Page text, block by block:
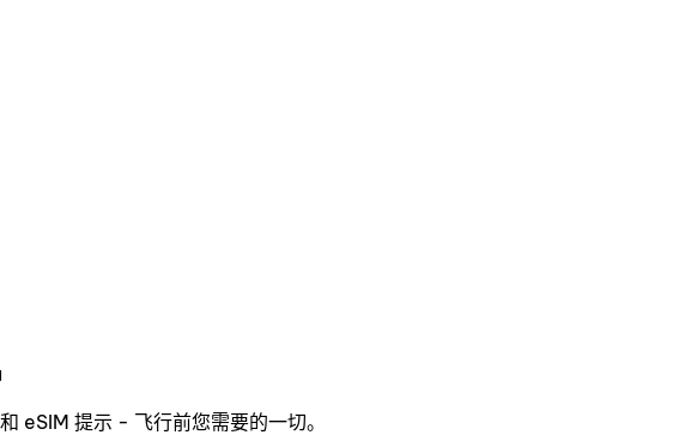
eSIM 提示 - 飞行前您需要的一切。